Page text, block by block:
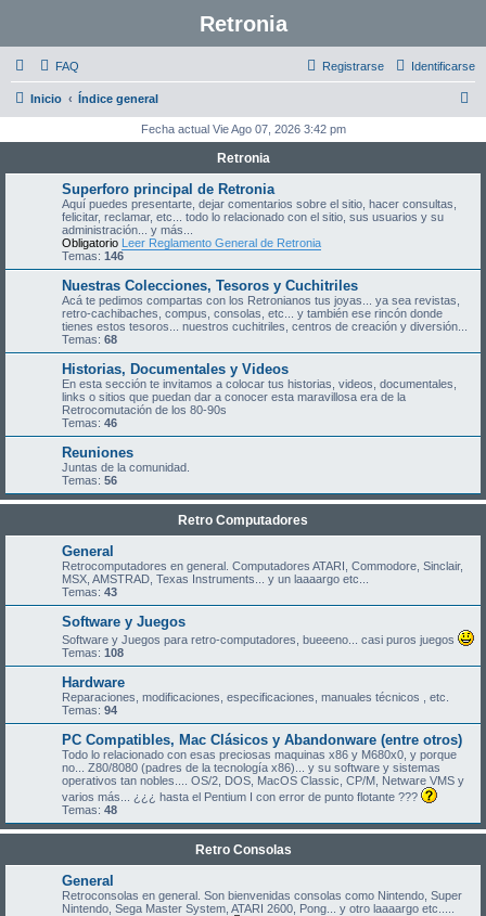
Retronia
FAQ Identificarse
Registrarse
Inicio Índice general
c
Fecha actual Vie Ago 07, 2026 3:42 pm
Retronia
Superforo principal de Retronia
Aquí puedes presentarte, dejar comentarios sobre el sitio, hacer consultas,
felicitar, reclamar, etc... todo lo relacionado con el sitio, sus usuarios y su
administración... y más...
Obligatorio Leer Reglamento General de Retronia
Temas: 146
Nuestras Colecciones, Tesoros y Cuchitriles
Acá te pedimos compartas con los Retronianos tus joyas... ya sea revistas,
retro-cachibaches, compus, consolas, etc... y también ese rincón donde
tienes estos tesoros... nuestros cuchitriles, centros de creación y diversión...
Temas: 68
Historias, Documentales y Videos
En esta sección te invitamos a colocar tus historias, videos, documentales,
links o sitios que puedan dar a conocer esta maravillosa era de la
Retrocomutación de los 80-90s
Temas: 46
Reuniones
Juntas de la comunidad.
Temas: 56
Retro Computadores
General
Retrocomputadores en general. Computadores ATARI, Commodore, Sinclair,
MSX, AMSTRAD, Texas Instruments... y un laaaargo etc...
Temas: 43
Software y Juegos
Software y Juegos para retro-computadores, bueeeno... casi puros juegos
Temas: 108
Hardware
Reparaciones, modificaciones, especificaciones, manuales técnicos , etc.
Temas: 94
PC Compatibles, Mac Clásicos y Abandonware (entre otros)
Todo lo relacionado con esas preciosas maquinas x86 y M680x0, y porque
no... Z80/8080 (padres de la tecnología x86)... y su software y sistemas
operativos tan nobles.... OS/2, DOS, MacOS Classic, CP/M, Netware VMS y
varios más... ¿¿¿ hasta el Pentium I con error de punto flotante ???
Temas: 48
Retro Consolas
General
Retroconsolas en general. Son bienvenidas consolas como Nintendo, Super
Nintendo, Sega Master System, ATARI 2600, Pong... y otro laaaargo etc.....